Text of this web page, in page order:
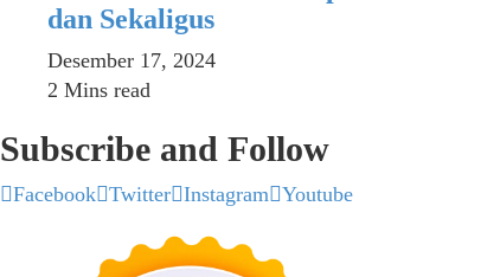
dan Sekaligus
Desember 17, 2024
2 Mins read
Subscribe and Follow
Facebook Twitter Instagram Youtube